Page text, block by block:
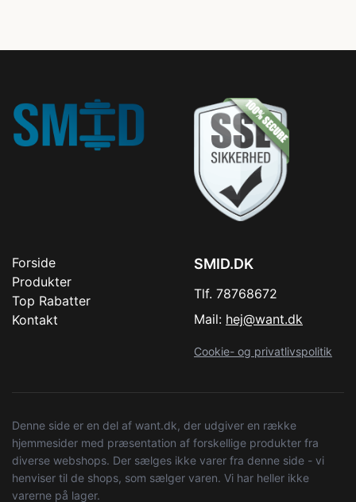
Forside
Produkter
Top Rabatter
Kontakt
SMID.DK
Tlf. 78768672
Mail: hej@want.dk
Cookie- og privatlivspolitik
Denne side er en del af want.dk, der udgiver en række
hjemmesider med præsentation af forskellige produkter fra
diverse webshops. Der sælges ikke varer fra denne side - vi
henviser til de shops, som sælger varen. Vi har heller ikke
varerne på lager.